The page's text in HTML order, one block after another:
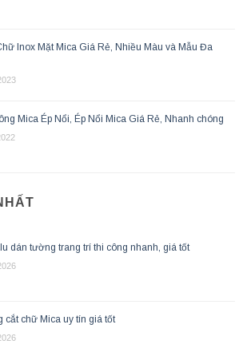
Inox Mặt Mica Giá Rẻ, Nhiều Màu và Mẫu Đa
Mica Ép Nổi, Ép Nổi Mica Giá Rẻ, Nhanh chóng
dán tường trang trí thi công nhanh, giá tốt
cắt chữ Mica uy tín giá tốt